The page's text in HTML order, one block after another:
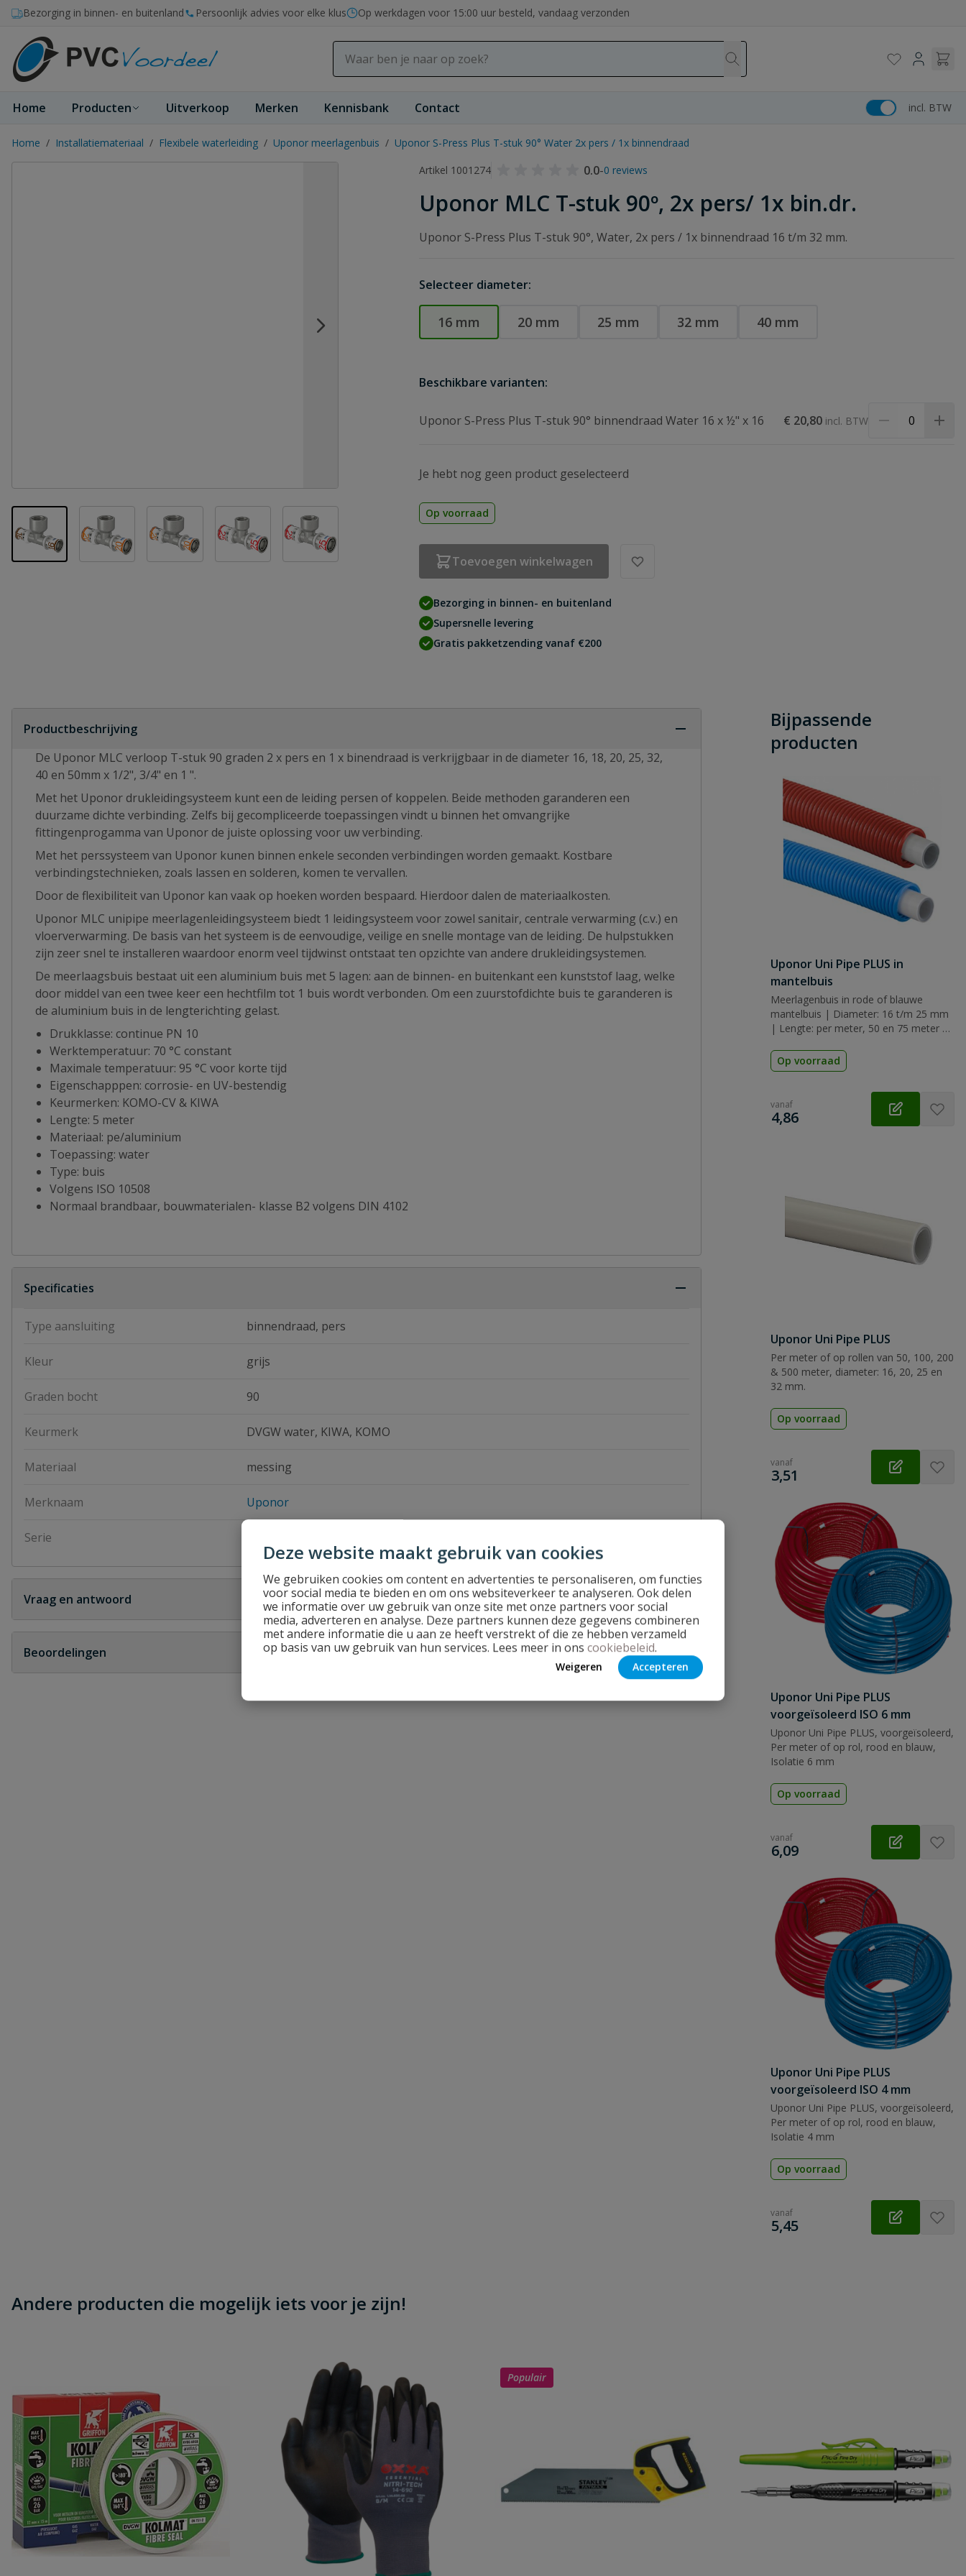
Deze website maakt gebruik van cookies
We gebruiken cookies om content en advertenties te personaliseren, om functies
voor social media te bieden en om ons websiteverkeer te analyseren. Ook delen
we informatie over uw gebruik van onze site met onze partners voor social
media, adverteren en analyse. Deze partners kunnen deze gegevens combineren
met andere informatie die u aan ze heeft verstrekt of die ze hebben verzameld
op basis van uw gebruik van hun services. Lees meer in ons cookiebeleid.
Weigeren Accepteren
Ga naar de inhoud
Bezorging in binnen- en buitenland Persoonlijk advies voor elke klus Op werkdagen voor 15:00 uur besteld, vandaag verzonden
Home Producten Uitverkoop Merken Kennisbank Contact incl. BTW
Home / Installatiemateriaal / Flexibele waterleiding / Uponor meerlagenbuis / Uponor S-Press Plus T-stuk 90° Water 2x pers / 1x binnendraad
Artikel 1001274
0.0-0 reviews
Uponor MLC T-stuk 90º, 2x pers/ 1x bin.dr.
View larger imageView larger imageView larger imageView larger imageView larger image
Uponor S-Press Plus T-stuk 90°, Water, 2x pers / 1x binnendraad 16 t/m 32 mm.
Selecteer diameter:
16 mm 20 mm 25 mm 32 mm 40 mm
Beschikbare varianten:
Uponor S-Press Plus T-stuk 90° binnendraad Water 16 x ½" x 16 € 20,80
Je hebt nog geen product geselecteerd
Op voorraad
Toevoegen winkelwagen
Bezorging in binnen- en buitenland
Supersnelle levering
Gratis pakketzending vanaf €200
Productbeschrijving
De Uponor MLC verloop T-stuk 90 graden 2 x pers en 1 x binendraad is verkrijgbaar in de diameter 16, 18, 20, 25, 32,
40 en 50mm x 1/2", 3/4" en 1 ".
Met het Uponor drukleidingsysteem kunt een de leiding persen of koppelen. Beide methoden garanderen een
duurzame dichte verbinding. Zelfs bij gecompliceerde toepassingen vindt u binnen het omvangrijke
fittingenprogamma van Uponor de juiste oplossing voor uw verbinding.
Met het perssysteem van Uponor kunen binnen enkele seconden verbindingen worden gemaakt. Kostbare
verbindingstechnieken, zoals lassen en solderen, komen te vervallen.
Door de flexibiliteit van Uponor kan vaak op hoeken worden bespaard. Hierdoor dalen de materiaalkosten.
Uponor MLC unipipe meerlagenleidingsysteem biedt 1 leidingsysteem voor zowel sanitair, centrale verwarming (c.v.) en
vloerverwarming. De basis van het systeem is de eenvoudige, veilige en snelle montage van de leiding. De hulpstukken
zijn zeer snel te installeren waardoor enorm veel tijdwinst ontstaat ten opzichte van andere drukleidingsystemen.
De meerlaagsbuis bestaat uit een aluminium buis met 5 lagen: aan de binnen- en buitenkant een kunststof laag, welke
door middel van een twee keer een hechtfilm tot 1 buis wordt verbonden. Om een zuurstofdichte buis te garanderen is
de aluminium buis in de lengterichting gelast.
Drukklasse: continue PN 10
Werktemperatuur: 70 °C constant
Maximale temperatuur: 95 °C voor korte tijd
Eigenschapppen: corrosie- en UV-bestendig
Keurmerken: KOMO-CV & KIWA
Lengte: 5 meter
Materiaal: pe/aluminium
Toepassing: water
Type: buis
Volgens ISO 10508
Normaal brandbaar, bouwmaterialen- klasse B2 volgens DIN 4102
Specificaties
Type aansluiting binnendraad, pers
Kleur grijs
Graden bocht 90
Keurmerk DVGW water, KIWA, KOMO
Materiaal messing
Merknaam Uponor
Serie
Vraag en antwoord
Geen vragen
Beoordelingen
Bijpassende
producten
Uponor Uni Pipe PLUS in
mantelbuis
Meerlagenbuis in rode of blauwe
mantelbuis | Diameter: 16 t/m 25 mm
| Lengte: per meter, 50 en 75 meter |
verwarming/koeling
Op voorraad
vanaf
€
4,86
Uponor Uni Pipe PLUS
Per meter of op rollen van 50, 100, 200
& 500 meter, diameter: 16, 20, 25 en
32 mm.
Op voorraad
vanaf
€
3,51
Uponor Uni Pipe PLUS
voorgeïsoleerd ISO 6 mm
Uponor Uni Pipe PLUS, voorgeïsoleerd,
Per meter of op rol, rood en blauw,
Isolatie 6 mm
Op voorraad
vanaf
€
6,09
Uponor Uni Pipe PLUS
voorgeïsoleerd ISO 4 mm
Uponor Uni Pipe PLUS, voorgeïsoleerd,
Per meter of op rol, rood en blauw,
Isolatie 4 mm
Op voorraad
vanaf
€
5,45
Andere producten die mogelijk iets voor je zijn!
Populair